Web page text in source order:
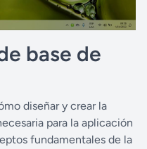
base de
diseñar y crear la
para la aplicación
fundamentales de la